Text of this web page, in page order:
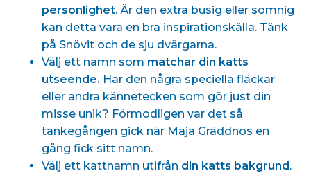
personlighet. Är den extra busig eller sömnig
kan detta vara en bra inspirationskälla. Tänk
på Snövit och de sju dvärgarna.
Välj ett namn som matchar din katts
utseende. Har den några speciella fläckar
eller andra kännetecken som gör just din
misse unik? Förmodligen var det så
tankegången gick när Maja Gräddnos en
gång fick sitt namn.
Välj ett kattnamn utifrån din katts bakgrund.